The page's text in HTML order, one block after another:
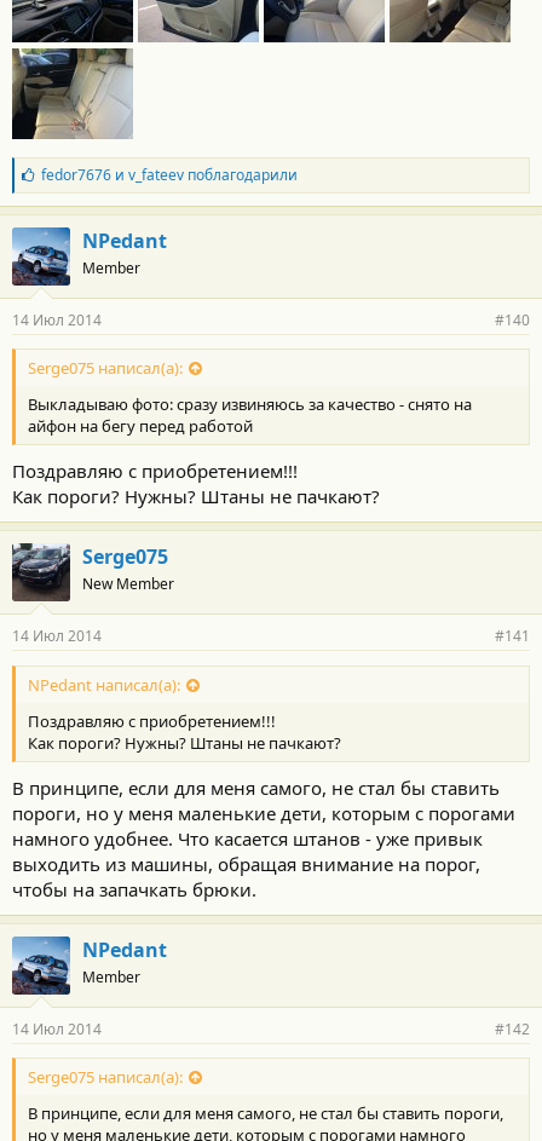
Б
л
а
г
о
д
а
н
о
с
и
:
fedor7676и v_fateevпоблагодарили
NPedant
Member
14 Июл 2014 #140
Serge075 написал(а):
Выкладываю фото: сразу извиняюсь за качество - снято на
айфон на бегу перед работой
Поздравляю с приобретением!!!
Как пороги? Нужны? Штаны не пачкают?
Serge075
New Member
14 Июл 2014 #141
NPedant написал(а):
Поздравляю с приобретением!!!
Как пороги? Нужны? Штаны не пачкают?
В принципе, если для меня самого, не стал бы ставить
пороги, но у меня маленькие дети, которым с порогами
намного удобнее. Что касается штанов - уже привык
выходить из машины, обращая внимание на порог,
чтобы на запачкать брюки.
NPedant
Member
14 Июл 2014 #142
Serge075 написал(а):
В принципе, если для меня самого, не стал бы ставить пороги,
но у меня маленькие дети, которым с порогами намного